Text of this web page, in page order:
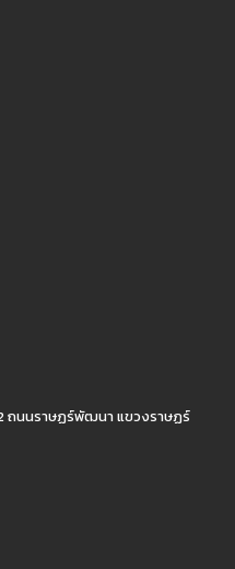
ถนนราษฏร์พัฒนา แขวงราษฏร์